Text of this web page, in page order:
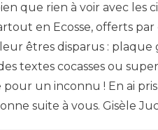
que rien à voir avec les
en Ecosse, offerts par
êtres disparus : plaque
textes cocasses ou
pour un inconnu ! En ai
suite à vous. Gisèle